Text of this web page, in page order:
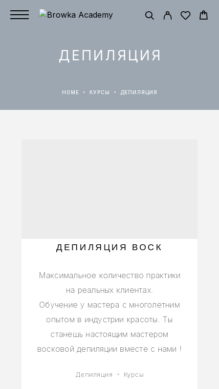
ДЕПИЛЯЦИЯ
HOME КУРСЫ ДЕПИЛЯЦИЯ
ДЕПИЛЯЦИЯ ВОСК
Максимальное количество практики
на реальных клиентах.
Обучение у мастера с многолетним
опытом в индустрии красоты. Ты
станешь настоящим мастером
восковой депиляции вместе с нами !
Депиляция Курсы